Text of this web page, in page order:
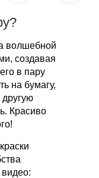
волшебной
создавая
в пару
на бумагу,
Красиво